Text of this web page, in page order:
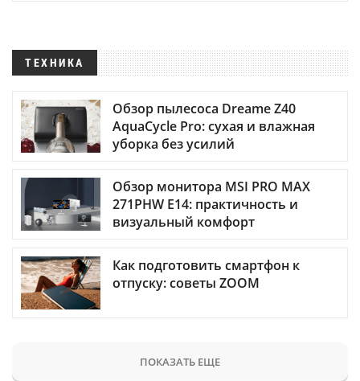
ТЕХНИКА
Обзор пылесоса Dreame Z40
AquaCycle Pro: сухая и влажная
уборка без усилий
Обзор монитора MSI PRO MAX
271PHW E14: практичность и
визуальный комфорт
Как подготовить смартфон к
отпуску: советы ZOOM
ПОКАЗАТЬ ЕЩЕ